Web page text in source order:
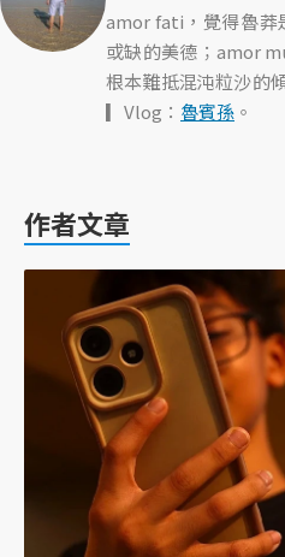
amor fati，覺得魯莽
或缺的美德；amor
根本難抵混沌粒沙的
▎Vlog： 魯賓孫 。
作者文章